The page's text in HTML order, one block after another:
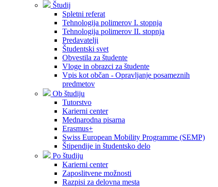
Študij
Spletni referat
Tehnologija polimerov I. stopnja
Tehnologija polimerov II. stopnja
Predavatelji
Študentski svet
Obvestila za študente
Vloge in obrazci za študente
Vpis kot občan - Opravljanje posameznih
predmetov
Ob študiju
Tutorstvo
Karierni center
Mednarodna pisarna
Erasmus+
Swiss European Mobility Programme (SEMP)
Štipendije in študentsko delo
Po študiju
Karierni center
Zaposlitvene možnosti
Razpisi za delovna mesta